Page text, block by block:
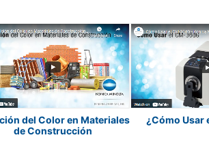
del Color en Materiales
de Construcción
¿Cómo Usar